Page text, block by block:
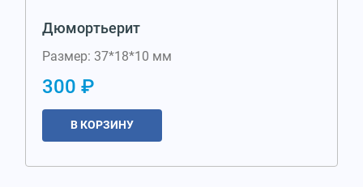
Дюмортьерит
Размер: 37*18*10 мм
300 ₽
В КОРЗИНУ